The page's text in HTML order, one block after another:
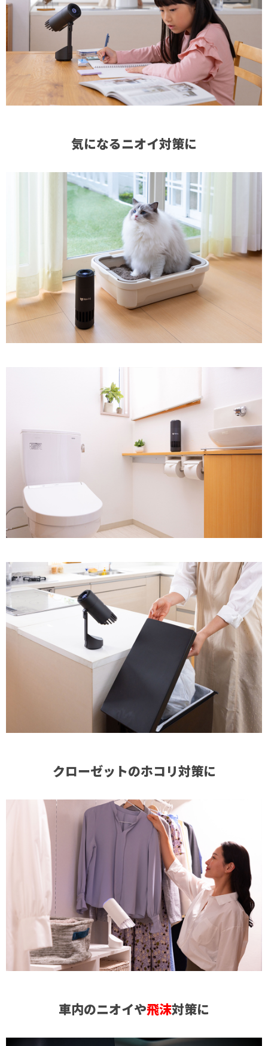
気になるニオイ対策に
クローゼットのホコリ対策に
車内のニオイや飛沫対策に